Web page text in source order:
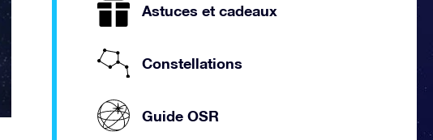
Astuces et cadeaux
Constellations
Guide OSR